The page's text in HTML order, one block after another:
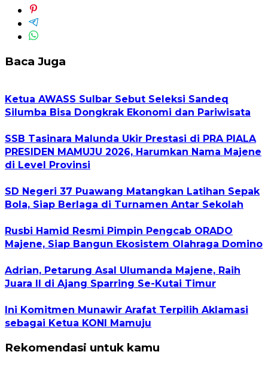
Baca Juga
Ketua AWASS Sulbar Sebut Seleksi Sandeq
Silumba Bisa Dongkrak Ekonomi dan Pariwisata
SSB Tasinara Malunda Ukir Prestasi di PRA PIALA
PRESIDEN MAMUJU 2026, Harumkan Nama Majene
di Level Provinsi
SD Negeri 37 Puawang Matangkan Latihan Sepak
Bola, Siap Berlaga di Turnamen Antar Sekolah
Rusbi Hamid Resmi Pimpin Pengcab ORADO
Majene, Siap Bangun Ekosistem Olahraga Domino
Adrian, Petarung Asal Ulumanda Majene, Raih
Juara II di Ajang Sparring Se-Kutai Timur
Ini Komitmen Munawir Arafat Terpilih Aklamasi
sebagai Ketua KONI Mamuju
Rekomendasi untuk kamu